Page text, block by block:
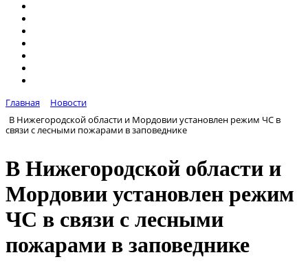
Главная
Новости
В Нижегородской области и Мордовии установлен режим ЧС в
связи с лесными пожарами в заповеднике
В Нижегородской области и
Мордовии установлен режим
ЧС в связи с лесными
пожарами в заповеднике